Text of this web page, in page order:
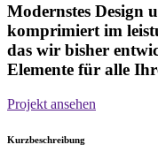
Modernstes Design
komprimiert im
das wir bisher
Elemente für alle
Projekt ansehen
Kurzbeschreibung